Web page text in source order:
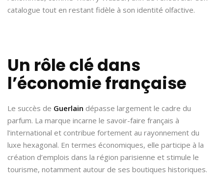
catalogue tout en restant fidèle à son identité olfactive.
Un rôle clé dans
l’économie française
Le succès de Guerlain dépasse largement le cadre du
parfum. La marque incarne le savoir-faire français à
l’international et contribue fortement au rayonnement du
luxe hexagonal. En termes économiques, elle participe à la
création d’emplois dans la région parisienne et stimule le
tourisme, notamment autour de ses boutiques historiques.